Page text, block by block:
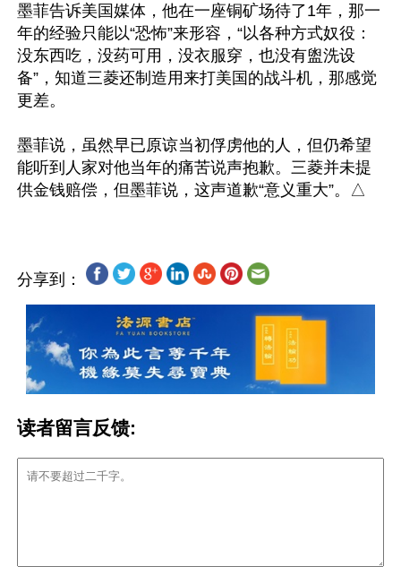
墨菲告诉美国媒体，他在一座铜矿场待了1年，那一
年的经验只能以“恐怖”来形容，“以各种方式奴役：
没东西吃，没药可用，没衣服穿，也没有盥洗设
备”，知道三菱还制造用来打美国的战斗机，那感觉
更差。
墨菲说，虽然早已原谅当初俘虏他的人，但仍希望
能听到人家对他当年的痛苦说声抱歉。三菱并未提
分享到：
读者留言反馈: